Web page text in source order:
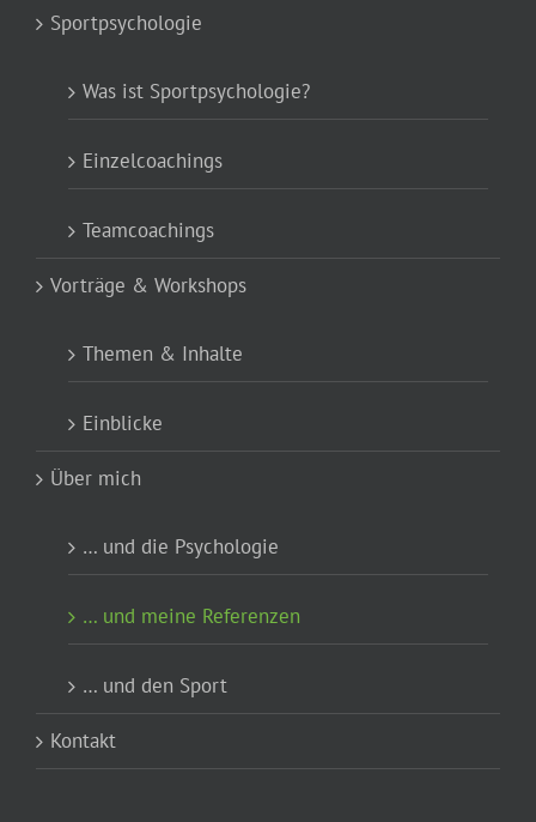
Sportpsychologie
Was ist Sportpsychologie?
Einzelcoachings
Teamcoachings
Vorträge & Workshops
Themen & Inhalte
Einblicke
Über mich
… und die Psychologie
… und meine Referenzen
… und den Sport
Kontakt